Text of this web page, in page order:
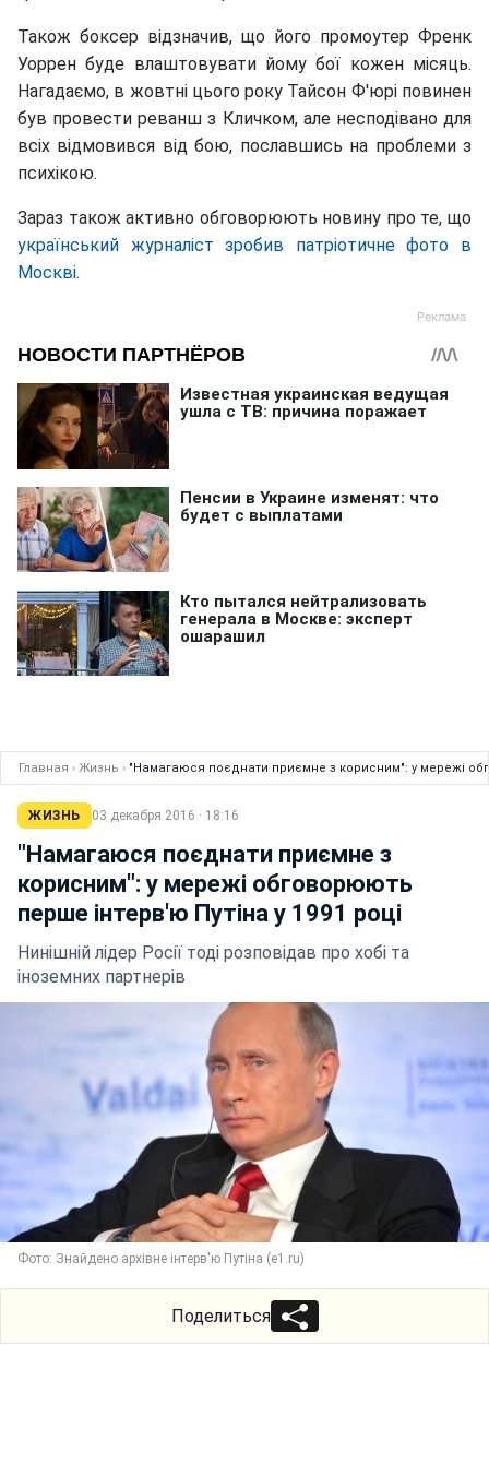
Також боксер відзначив, що його промоутер Френк
Уоррен буде влаштовувати йому бої кожен місяць.
Нагадаємо, в жовтні цього року Тайсон Ф'юрі повинен
був провести реванш з Кличком, але несподівано для
всіх відмовився від бою, пославшись на проблеми з
психікою.
Зараз також активно обговорюють новину про те, що
український журналіст зробив патріотичне фото в
Москві.
Главная › Жизнь › "Намагаюся поєднати приємне з корисним": у мережі
ЖИЗНЬ 03 декабря 2016 · 18:16
"Намагаюся поєднати приємне з
корисним": у мережі обговорюють
перше інтерв'ю Путіна у 1991 році
Нинішній лідер Росії тоді розповідав про хобі та
іноземних партнерів
Фото: Знайдено архівне інтерв'ю Путіна (e1.ru)
Поделиться